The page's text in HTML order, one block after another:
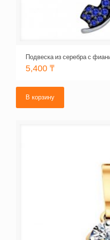
Подвеска из серебра с
5,400 ₸
В корзину